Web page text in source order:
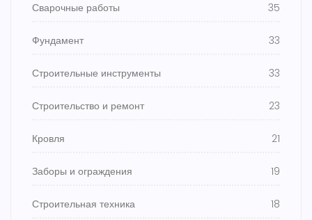
Сварочные работы 35
Фундамент 33
Строительные инструменты 33
Строительство и ремонт 23
Кровля 21
Заборы и ограждения 19
Строительная техника 18